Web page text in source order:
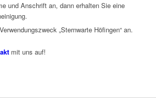
und Anschrift an, dann erhalten Sie eine
„Sternwarte Höfingen“ an.
mit uns auf!